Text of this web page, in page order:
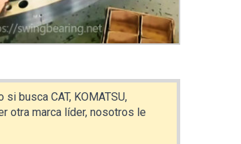
busca CAT, KOMATSU,
otra marca líder, nosotros le